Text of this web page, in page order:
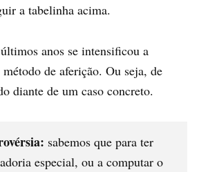
a tabelinha acima.
anos se intensificou a
de aferição. Ou seja, de
diante de um caso concreto.
sabemos que para ter
especial, ou a computar o